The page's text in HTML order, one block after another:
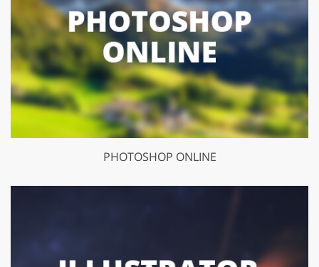
PHOTOSHOP ONLINE